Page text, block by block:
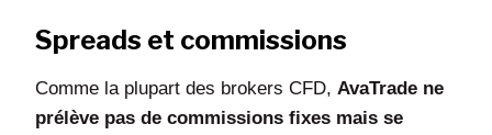
Spreads et commissions
Comme la plupart des brokers CFD, AvaTrade ne
prélève pas de commissions fixes mais se